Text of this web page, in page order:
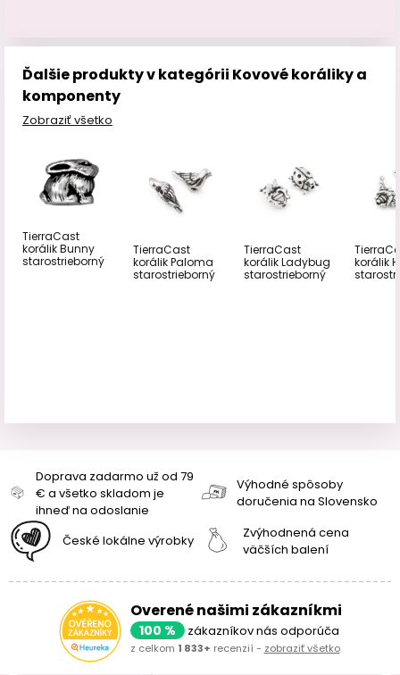
Ďalšie produkty v kategórii Kovové koráliky a
komponenty
Zobraziť všetko
TierraCast
korálik Bunny
starostrieborný
TierraCast
korálik Paloma
starostrieborný
TierraCast
korálik Ladybug
starostrieborný
korálik
Doprava zadarmo už od 79
€ a všetko skladom je
ihneď na odoslanie
Výhodné spôsoby
doručenia na Slovensko
České lokálne výrobky
Zvýhodnená cena
väčších balení
Overené našimi zákazníkmi
100 % zákazníkov nás odporúča
z celkom 1 833+ recenzií - zobraziť všetko